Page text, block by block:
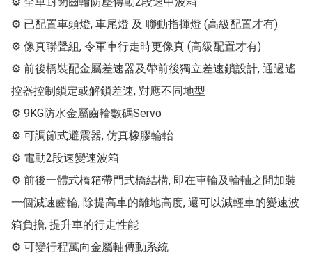
⚙ 已配置車頭燈, 車尾燈 及 聯動指揮燈 (高級配置才有)
⚙ 像真聯聲組, 令軍車行走時更像真 (高級配置才有)
⚙ 前後橋裝配金屬差速器及帶前後獨立差速鎖設計, 通過遙
控器控制鎖定或解鎖差速, 對應不同地型
⚙ 9KG防水金屬齒輪數碼Servo
⚙ 可調節式避震器, 仿真橡膠輪軩
⚙ 電動2段速變速波箱
⚙ 前後一體式橋箱帶門式橋結構, 即在車輪及輪軸之間加裝
一個減速齒輪, 除提高車的離地高度, 還可以減輕車的變速波
箱負擔, 提升車的行走性能
⚙ 可變行程萬向金屬軸傳動系統